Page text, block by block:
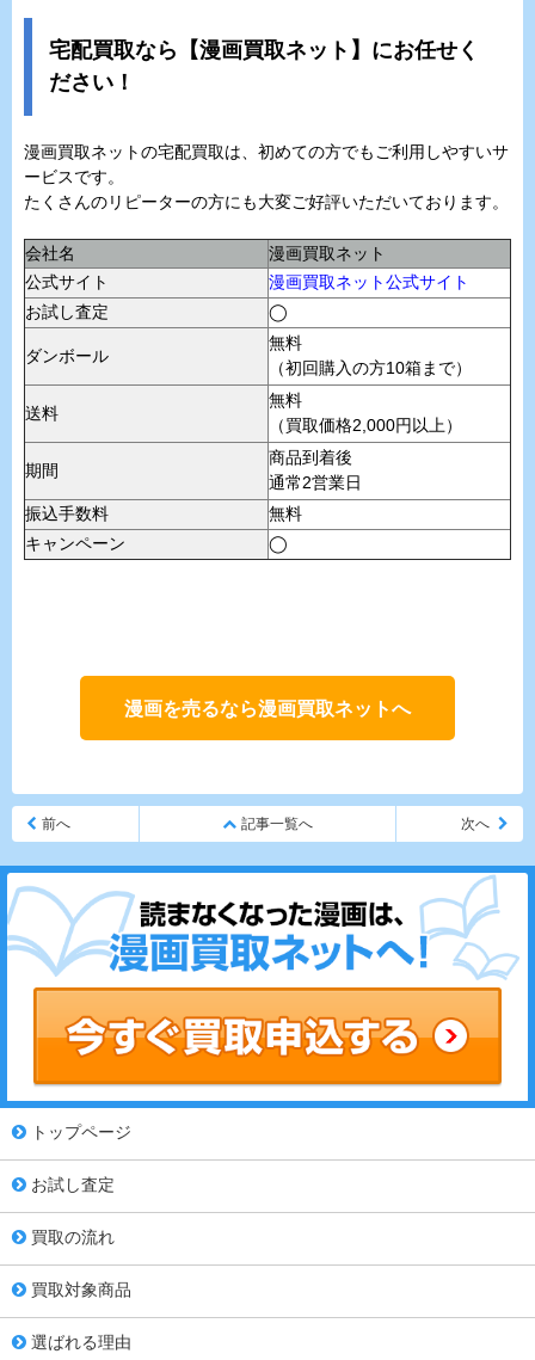
宅配買取なら【漫画買取ネット】にお任せく
ださい！
漫画買取ネットの宅配買取は、初めての方でもご利用しやすいサ
ービスです。
たくさんのリピーターの方にも大変ご好評いただいております。
会社名
漫画買取ネット
公式サイト
漫画買取ネット公式サイト
お試し査定
◯
ダンボール
無料
（初回購入の方10箱まで）
送料
無料
（買取価格2,000円以上）
期間
商品到着後
通常2営業日
振込手数料
無料
キャンペーン
◯
漫画を売るなら漫画買取ネットへ
前へ 記事一覧へ 次へ
トップページ
お試し査定
買取の流れ
買取対象商品
選ばれる理由